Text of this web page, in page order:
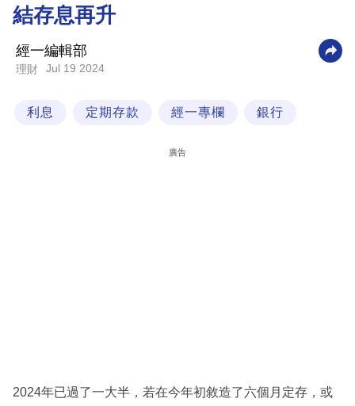
商
科
區
結存息再升
經一編輯部
理財 Jul 19 2024
利息 定期存款 經一專欄 銀行
廣告
2024年已過了一大半，若在今年初敘造了六個月定存，或